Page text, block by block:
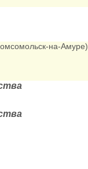
на-Амуре)